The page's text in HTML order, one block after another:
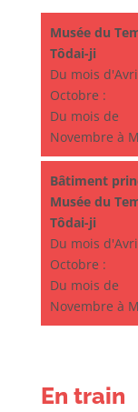
Musée du
Tôdai-ji
Du mois
Octobre :
Du mois de
Novembre à
Bâtiment
Musée du
Tôdai-ji
Du mois
Octobre :
Du mois de
Novembre à
En train